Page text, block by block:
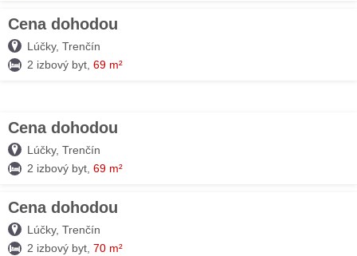
Cena dohodou
Lúčky, Trenčín
2 izbový byt, 69 m²
Cena dohodou
Lúčky, Trenčín
2 izbový byt, 69 m²
Cena dohodou
Lúčky, Trenčín
2 izbový byt, 70 m²